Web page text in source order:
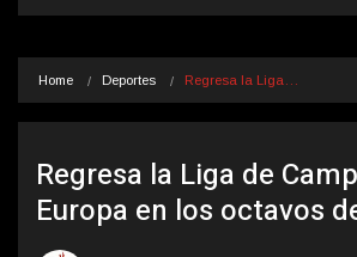
Home Deportes Regresa la Liga…
Regresa la Liga de
Europa en los octavos